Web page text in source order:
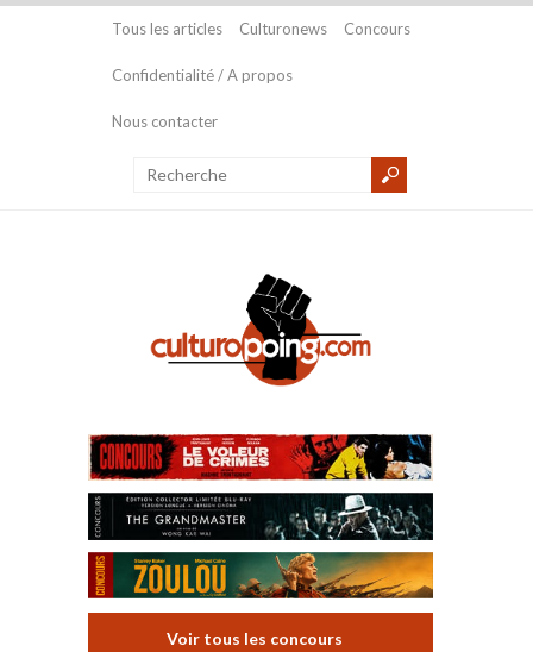
Tous les articles Culturonews Concours
Confidentialité / A propos
Nous contacter
Voir tous les concours